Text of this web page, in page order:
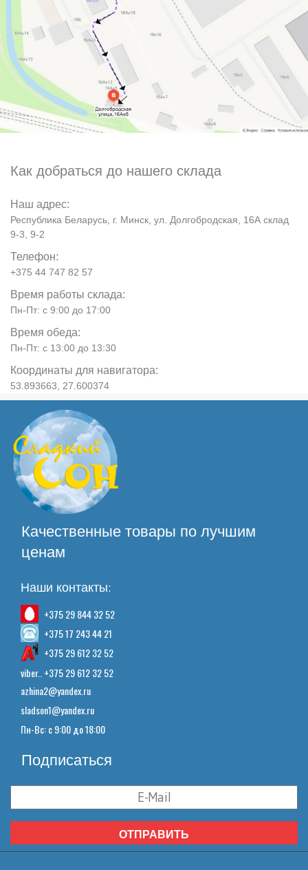
Как добраться до нашего склада
Наш адрес:
Республика Беларусь, г. Минск, ул. Долгобродская, 16А склад
9-3, 9-2
Телефон:
+375 44 747 82 57
Время работы склада:
Пн-Пт: с 9:00 до 17:00
Время обеда:
Пн-Пт: с 13:00 до 13:30
Координаты для навигатора:
53.893663, 27.600374
Качественные товары по лучшим
ценам
Наши контакты:
+375 29 844 32 52
+375 17 243 44 21
+375 29 612 32 52
viber.. +375 29 612 32 52
azhina2@yandex.ru
sladson1@yandex.ru
Пн-Вс: с 9:00 до 18:00
Подписаться
ОТПРАВИТЬ